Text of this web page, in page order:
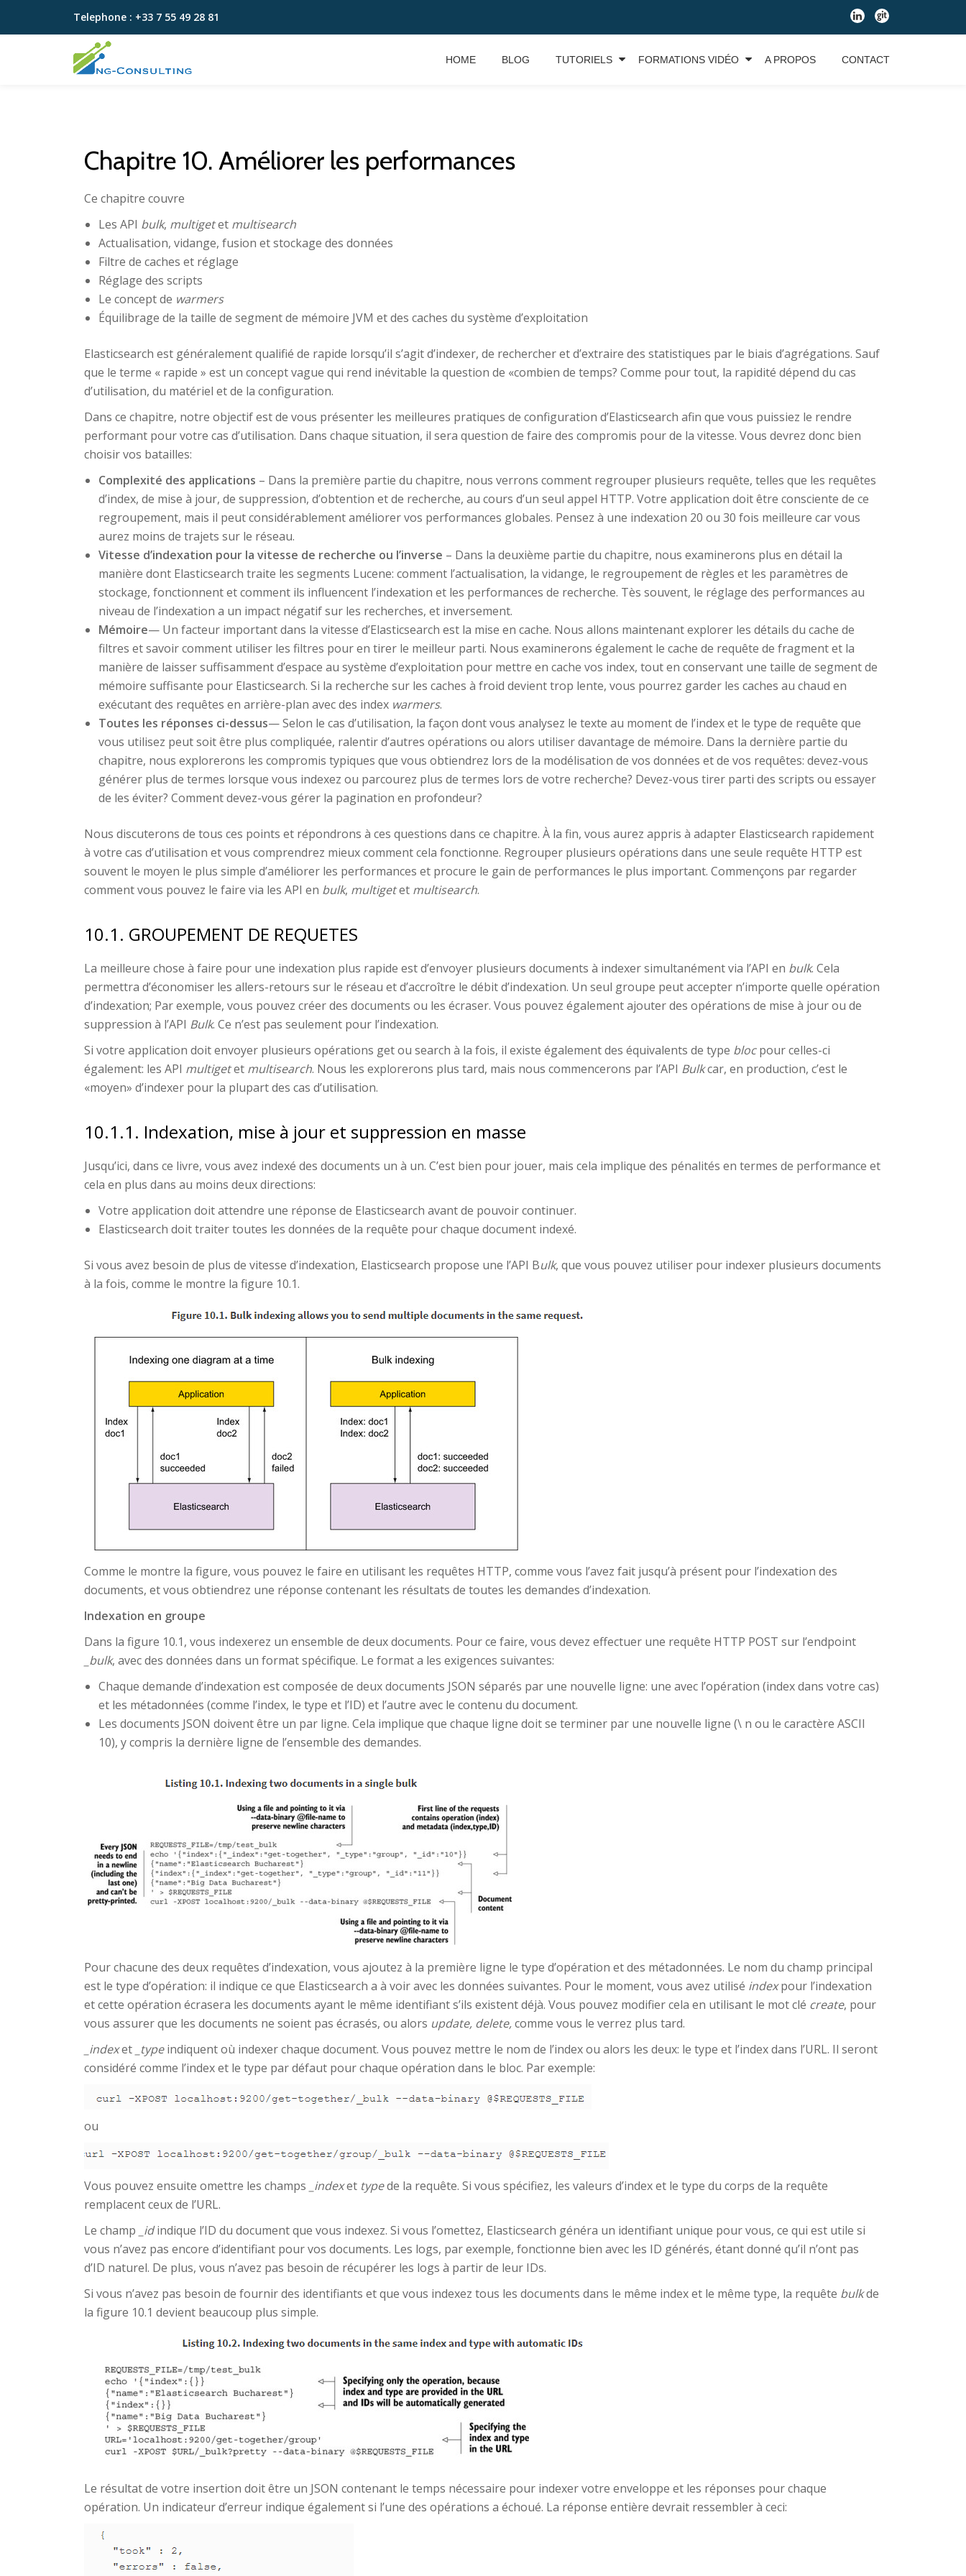
Aller
Telephone : +33 7 55 49 28 81
fa-
linkedin
fa-
git
HOME BLOG TUTORIELS FORMATIONS VIDÉO A PROPOS CONTACT
Chapitre 10. Améliorer les performances
Ce chapitre couvre
Les API bulk, multigetet multisearch
Actualisation, vidange, fusion et stockage des données
Filtre de caches et réglage
Réglage des scripts
Le concept de warmers
Équilibrage de la taille de segment de mémoire JVM et des caches du système d’exploitation
Elasticsearch est généralement qualifié de rapide lorsqu’il s’agit d’indexer, de rechercher et d’extraire des statistiques par le biais d’agrégations. Sauf
que le terme « rapide » est un concept vague qui rend inévitable la question de «combien de temps? Comme pour tout, la rapidité dépend du cas
d’utilisation, du matériel et de la configuration.
Dans ce chapitre, notre objectif est de vous présenter les meilleures pratiques de configuration d’Elasticsearch afin que vous puissiez le rendre
performant pour votre cas d’utilisation. Dans chaque situation, il sera question de faire des compromis pour de la vitesse. Vous devrez donc bien
choisir vos batailles:
Complexité des applications – Dans la première partie du chapitre, nous verrons comment regrouper plusieurs requête, telles que les requêtes
d’index, de mise à jour, de suppression, d’obtention et de recherche, au cours d’un seul appel HTTP. Votre application doit être consciente de ce
regroupement, mais il peut considérablement améliorer vos performances globales. Pensez à une indexation 20 ou 30 fois meilleure car vous
aurez moins de trajets sur le réseau.
Vitesse d’indexation pour la vitesse de recherche ou l’inverse – Dans la deuxième partie du chapitre, nous examinerons plus en détail la
manière dont Elasticsearch traite les segments Lucene: comment l’actualisation, la vidange, le regroupement de règles et les paramètres de
stockage, fonctionnent et comment ils influencent l’indexation et les performances de recherche. Tès souvent, le réglage des performances au
niveau de l’indexation a un impact négatif sur les recherches, et inversement.
Mémoire— Un facteur important dans la vitesse d’Elasticsearch est la mise en cache. Nous allons maintenant explorer les détails du cache de
filtres et savoir comment utiliser les filtres pour en tirer le meilleur parti. Nous examinerons également le cache de requête de fragment et la
manière de laisser suffisamment d’espace au système d’exploitation pour mettre en cache vos index, tout en conservant une taille de segment de
mémoire suffisante pour Elasticsearch. Si la recherche sur les caches à froid devient trop lente, vous pourrez garder les caches au chaud en
exécutant des requêtes en arrière-plan avec des index warmers.
Toutes les réponses ci-dessus— Selon le cas d’utilisation, la façon dont vous analysez le texte au moment de l’index et le type de requête que
vous utilisez peut soit être plus compliquée, ralentir d’autres opérations ou alors utiliser davantage de mémoire. Dans la dernière partie du
chapitre, nous explorerons les compromis typiques que vous obtiendrez lors de la modélisation de vos données et de vos requêtes: devez-vous
générer plus de termes lorsque vous indexez ou parcourez plus de termes lors de votre recherche? Devez-vous tirer parti des scripts ou essayer
de les éviter? Comment devez-vous gérer la pagination en profondeur?
Nous discuterons de tous ces points et répondrons à ces questions dans ce chapitre. À la fin, vous aurez appris à adapter Elasticsearch rapidement
à votre cas d’utilisation et vous comprendrez mieux comment cela fonctionne. Regrouper plusieurs opérations dans une seule requête HTTP est
souvent le moyen le plus simple d’améliorer les performances et procure le gain de performances le plus important. Commençons par regarder
comment vous pouvez le faire via les API en bulk, multigetet multisearch.
10.1. GROUPEMENT DE REQUETES
La meilleure chose à faire pour une indexation plus rapide est d’envoyer plusieurs documents à indexer simultanément via l’API en bulk. Cela
permettra d’économiser les allers-retours sur le réseau et d’accroître le débit d’indexation. Un seul groupe peut accepter n’importe quelle opération
d’indexation; Par exemple, vous pouvez créer des documents ou les écraser. Vous pouvez également ajouter des opérations de mise à jour ou de
suppression à l’API Bulk. Ce n’est pas seulement pour l’indexation.
Si votre application doit envoyer plusieurs opérations get ou search à la fois, il existe également des équivalents de type blocpour celles-ci
également: les API multigetet multisearch. Nous les explorerons plus tard, mais nous commencerons par l’API Bulkcar, en production, c’est le
«moyen» d’indexer pour la plupart des cas d’utilisation.
10.1.1. Indexation, mise à jour et suppression en masse
Jusqu’ici, dans ce livre, vous avez indexé des documents un à un. C’est bien pour jouer, mais cela implique des pénalités en termes de performance et
cela en plus dans au moins deux directions:
Votre application doit attendre une réponse de Elasticsearch avant de pouvoir continuer.
Elasticsearch doit traiter toutes les données de la requête pour chaque document indexé.
Si vous avez besoin de plus de vitesse d’indexation, Elasticsearch propose une l’API Bulk, que vous pouvez utiliser pour indexer plusieurs documents
à la fois, comme le montre la figure 10.1.
Comme le montre la figure, vous pouvez le faire en utilisant les requêtes HTTP, comme vous l’avez fait jusqu’à présent pour l’indexation des
documents, et vous obtiendrez une réponse contenant les résultats de toutes les demandes d’indexation.
Indexation en groupe
Dans la figure 10.1, vous indexerez un ensemble de deux documents. Pour ce faire, vous devez effectuer une requête HTTP POST sur l’endpoint
_bulk, avec des données dans un format spécifique. Le format a les exigences suivantes:
Chaque demande d’indexation est composée de deux documents JSON séparés par une nouvelle ligne: une avec l’opération (index dans votre cas)
et les métadonnées (comme l’index, le type et l’ID) et l’autre avec le contenu du document.
Les documents JSON doivent être un par ligne. Cela implique que chaque ligne doit se terminer par une nouvelle ligne (\ n ou le caractère ASCII
10), y compris la dernière ligne de l’ensemble des demandes.
Pour chacune des deux requêtes d’indexation, vous ajoutez à la première ligne le type d’opération et des métadonnées. Le nom du champ principal
est le type d’opération: il indique ce que Elasticsearch a à voir avec les données suivantes. Pour le moment, vous avez utilisé indexpour l’indexation
et cette opération écrasera les documents ayant le même identifiant s’ils existent déjà. Vous pouvez modifier cela en utilisant le mot clé create, pour
vous assurer que les documents ne soient pas écrasés, ou alors update, delete,comme vous le verrez plus tard.
_indexet _typeindiquent où indexer chaque document. Vous pouvez mettre le nom de l’index ou alors les deux: le type et l’index dans l’URL. Il seront
considéré comme l’index et le type par défaut pour chaque opération dans le bloc. Par exemple:
ou
Vous pouvez ensuite omettre les champs _indexet typede la requête. Si vous spécifiez, les valeurs d’index et le type du corps de la requête
remplacent ceux de l’URL.
Le champ _idindique l’ID du document que vous indexez. Si vous l’omettez, Elasticsearch généra un identifiant unique pour vous, ce qui est utile si
vous n’avez pas encore d’identifiant pour vos documents. Les logs, par exemple, fonctionne bien avec les ID générés, étant donné qu’il n’ont pas
d’ID naturel. De plus, vous n’avez pas besoin de récupérer les logs à partir de leur IDs.
Si vous n’avez pas besoin de fournir des identifiants et que vous indexez tous les documents dans le même index et le même type, la requête bulkde
la figure 10.1 devient beaucoup plus simple.
Le résultat de votre insertion doit être un JSON contenant le temps nécessaire pour indexer votre enveloppe et les réponses pour chaque
opération. Un indicateur d’erreur indique également si l’une des opérations a échoué. La réponse entière devrait ressembler à ceci: